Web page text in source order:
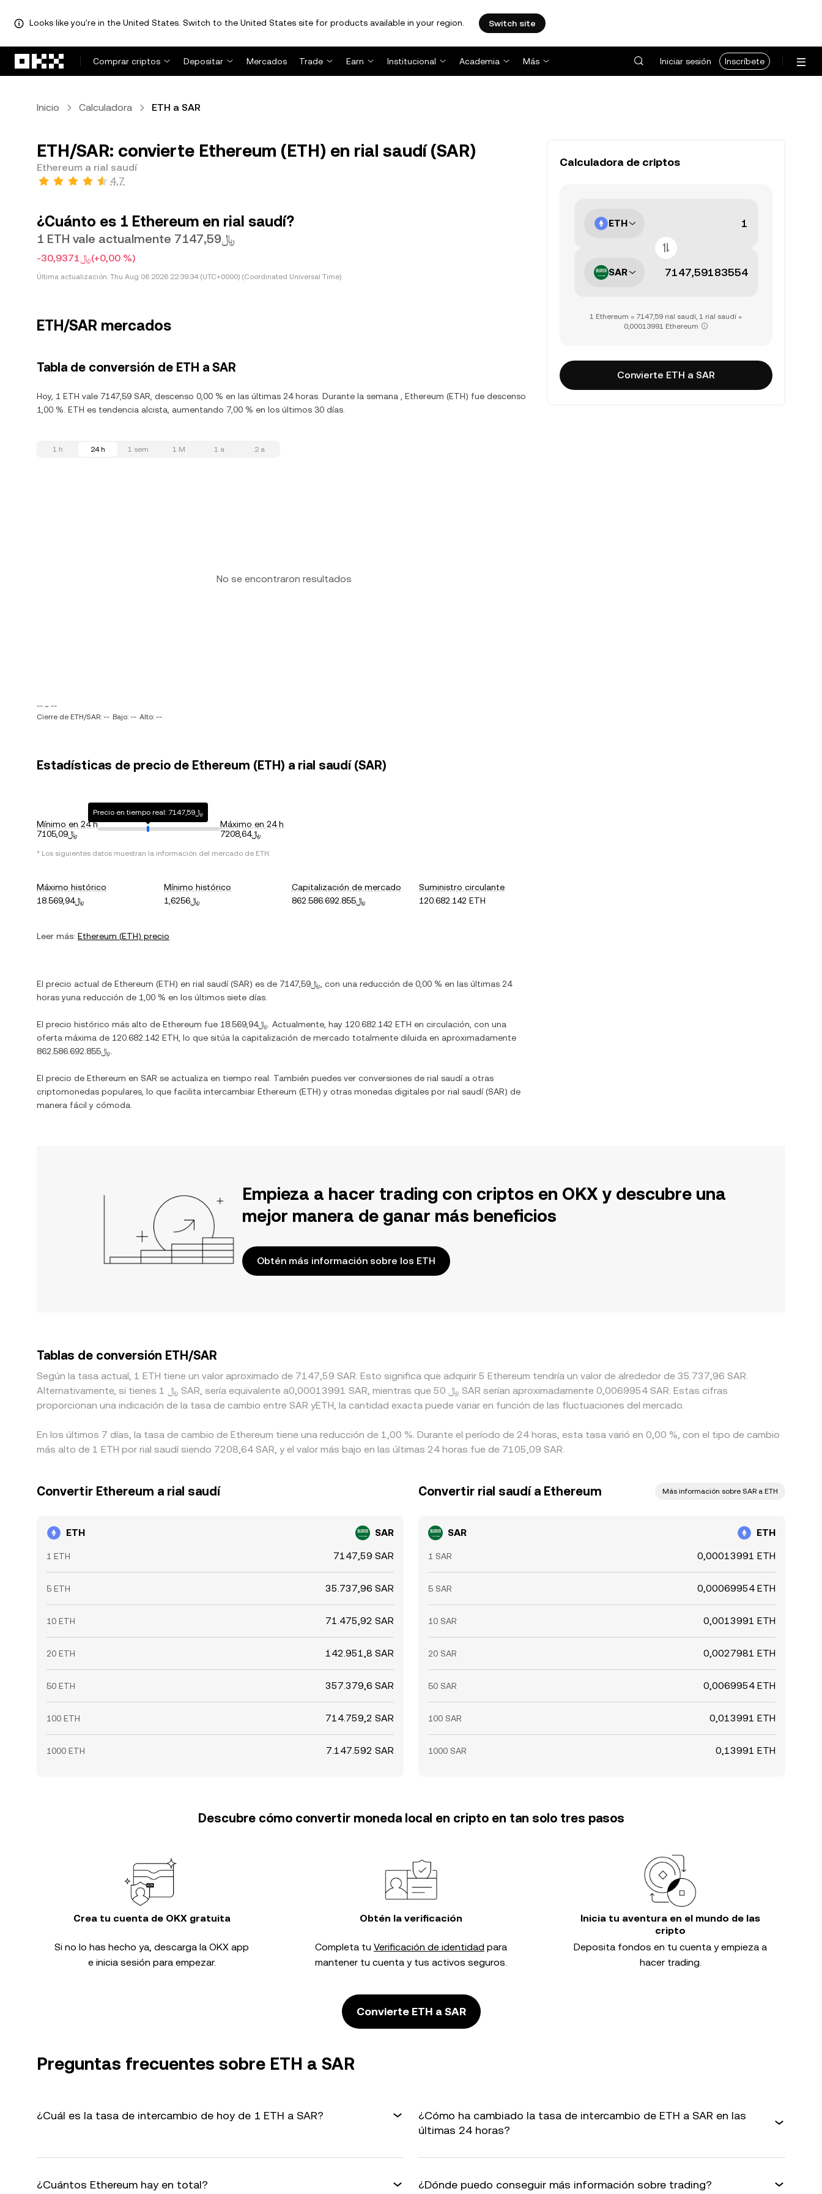
Looks like you're in the United States. Switch to the United States site for products available in your region. Switch site
Comprar criptos
Depositar Mercados Trade Earn Institucional Academia Más Iniciar sesión Inscríbete
Inicio Calculadora ETH a SAR
ETH/SAR: convierte Ethereum (ETH) en rial saudí (SAR)
Ethereum a rial saudí
4,7
¿Cuánto es 1 Ethereum en rial saudí?
1 ETH vale actualmente ﷼7147,59
-﷼30,9371(+0,00 %)
Última actualización: Thu Aug 06 2026 22:39:34 (UTC+0000) (Coordinated Universal Time)
ETH/SAR mercados
Tabla de conversión de ETH a SAR
Hoy, 1 ETH vale 7147,59 SAR, descenso 0,00 % en las últimas 24 horas. Durante la semana , Ethereum (ETH) fue descenso
1,00 %. ETH es tendencia alcista, aumentando 7,00 % en los últimos 30 días.
1 h 24 h 1 sem 1 M 1 a 2 a
No se encontraron resultados
-- ~ --
Cierre de ETH/SAR: -- Bajo: -- Alto: --
Estadísticas de precio de Ethereum (ETH) a rial saudí (SAR)
Mínimo en 24 h
﷼7105,09
Precio en tiempo real: ﷼7147,59
Máximo en 24 h
﷼7208,64
* Los siguientes datos muestran la información del mercado de ETH.
Máximo histórico
﷼18.569,94
Mínimo histórico
﷼1,6256
Capitalización de mercado
﷼862.586.692.855
Suministro circulante
120.682.142 ETH
Leer más: Ethereum (ETH) precio
El precio actual de Ethereum (ETH) en rial saudí(SAR) es de ﷼7147,59 , con una reducción de 0,00 % en las últimas 24
horas yuna reducción de 1,00 % en los últimos siete días.
El precio histórico más alto de Ethereum fue ﷼18.569,94 . Actualmente, hay 120.682.142 ETH en circulación, con una
oferta máxima de 120.682.142 ETH , lo que sitúa la capitalización de mercado totalmente diluida en aproximadamente
﷼862.586.692.855
El precio de Ethereum en SAR se actualiza en tiempo real. También puedes ver conversiones de rial saudía otras
criptomonedas populares, lo que facilita intercambiar Ethereum (ETH) y otras monedas digitales por rial saudí(SAR) de
manera fácil y cómoda.
Calculadora de criptos
ETH
SAR
1 Ethereum = 7147,59 rial saudí, 1 rial saudí =
0,00013991 Ethereum
Convierte ETH a SAR
Empieza a hacer trading con criptos en OKX y descubre una
mejor manera de ganar más beneficios
Obtén más información sobre los ETH
Tablas de conversión ETH/SAR
Según la tasa actual, 1 ETH tiene un valor aproximado de 7147,59 SAR. Esto significa que adquirir 5 Ethereum tendría un valor de alrededor de 35.737,96 SAR.
Alternativamente, si tienes 1 ﷼ SAR, sería equivalente a0,00013991 SAR, mientras que 50 ﷼ SAR serían aproximadamente 0,0069954 SAR. Estas cifras
proporcionan una indicación de la tasa de cambio entre SAR yETH, la cantidad exacta puede variar en función de las fluctuaciones del mercado.
En los últimos 7 días, la tasa de cambio de Ethereum tiene una reducción de 1,00 %. Durante el período de 24 horas, esta tasa varió en 0,00 %, con el tipo de cambio
más alto de 1 ETH por rial saudí siendo 7208,64 SAR, y el valor más bajo en las últimas 24 horas fue de 7105,09 SAR.
Convertir Ethereum a rial saudí
ETH SAR
1 ETH 7147,59 SAR
5 ETH 35.737,96 SAR
10 ETH 71.475,92 SAR
20 ETH 142.951,8 SAR
50 ETH 357.379,6 SAR
100 ETH 714.759,2 SAR
1000 ETH 7.147.592 SAR
Convertir rial saudí a Ethereum Más información sobre SAR a ETH
SAR ETH
1 SAR 0,00013991 ETH
5 SAR 0,00069954 ETH
10 SAR 0,0013991 ETH
20 SAR 0,0027981 ETH
50 SAR 0,0069954 ETH
100 SAR 0,013991 ETH
1000 SAR 0,13991 ETH
Descubre cómo convertir moneda local en cripto en tan solo tres pasos
Crea tu cuenta de OKX gratuita
Si no lo has hecho ya, descarga la OKX app
e inicia sesión para empezar.
Obtén la verificación
Completa tu Verificación de identidad para
mantener tu cuenta y tus activos seguros.
Inicia tu aventura en el mundo de las
cripto
Deposita fondos en tu cuenta y empieza a
hacer trading.
Convierte ETH a SAR
Preguntas frecuentes sobre ETH a SAR
¿Cuál es la tasa de intercambio de hoy de 1 ETH a SAR?
¿Cómo ha cambiado la tasa de intercambio de ETH a SAR en las
últimas 24 horas?
¿Cuántos Ethereum hay en total? ¿Dónde puedo conseguir más información sobre trading?